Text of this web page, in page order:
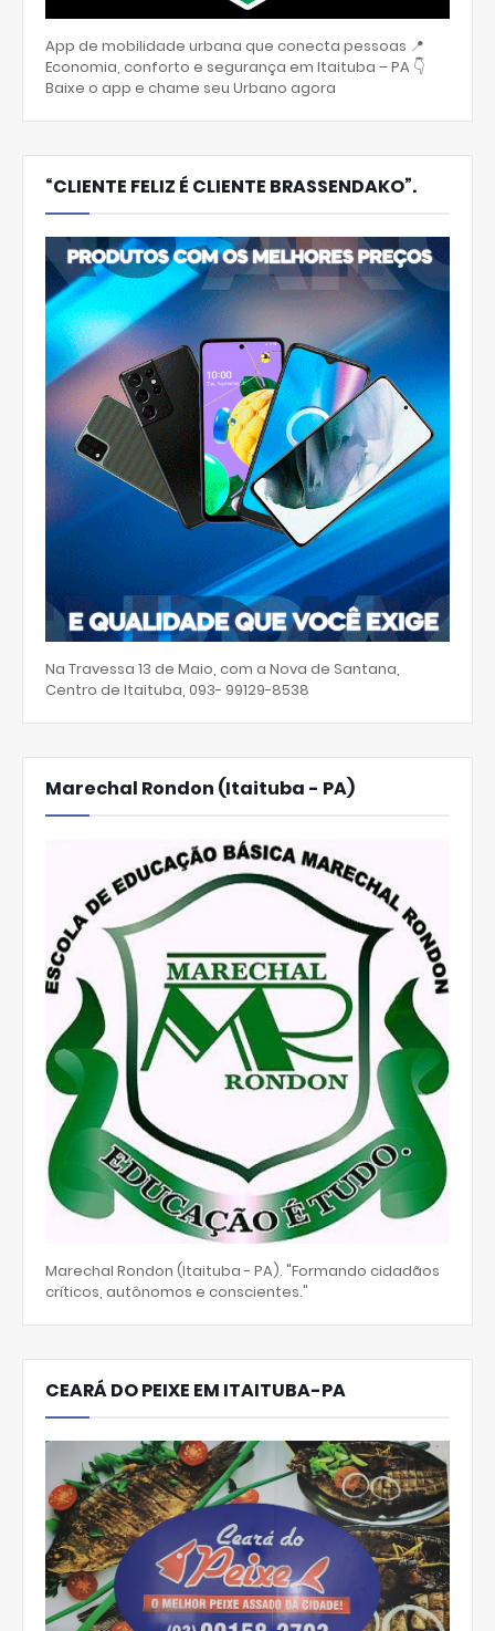
App de mobilidade urbana que conecta pessoas 📍
Economia, conforto e segurança em Itaituba – PA 👇
Baixe o app e chame seu Urbano agora
“CLIENTE FELIZ É CLIENTE BRASSENDAKO”.
Na Travessa 13 de Maio, com a Nova de Santana,
Centro de Itaituba, 093- 99129-8538
Marechal Rondon (Itaituba - PA)
Marechal Rondon (Itaituba - PA). "Formando cidadãos
críticos, autônomos e conscientes."
CEARÁ DO PEIXE EM ITAITUBA-PA